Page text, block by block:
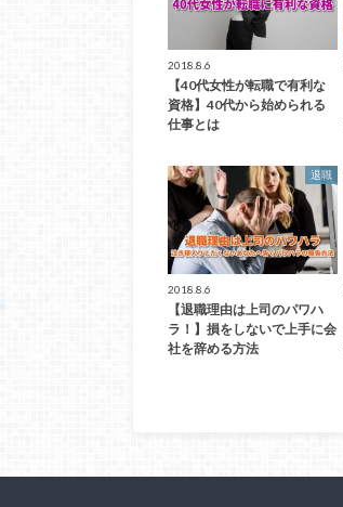
2018.8.6
【40代女性が転職で有利な
資格】40代から始められる
仕事とは
退職
2018.8.6
【退職理由は上司のパワハ
ラ！】損をしないで上手に会
社を辞める方法